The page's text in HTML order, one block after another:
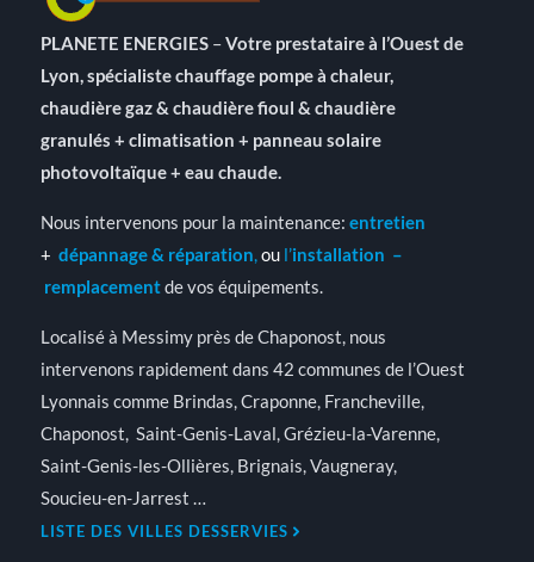
PLANETE ENERGIES –Votre prestataire à l’Ouest de
Lyon, spécialiste chauffage pompe à chaleur,
chaudière gaz & chaudière fioul & chaudière
granulés + climatisation + panneau solaire
photovoltaïque + eau chaude.
Nous intervenons pour la maintenance: entretien
+ dépannage & réparation,ou l’installation –
remplacementde vos équipements.
Localisé à Messimy près de Chaponost, nous
intervenons rapidement dans 42 communes de l’Ouest
Lyonnais comme Brindas, Craponne, Francheville,
Chaponost, Saint-Genis-Laval, Grézieu-la-Varenne,
Saint-Genis-les-Ollières, Brignais, Vaugneray,
Soucieu-en-Jarrest …
LISTE DES VILLES DESSERVIES